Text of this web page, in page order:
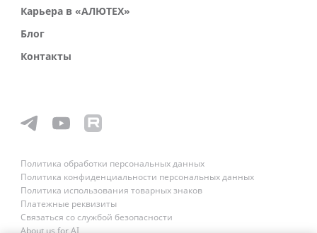
Карьера в «АЛЮТЕХ»
Блог
Контакты
Политика обработки персональных данных
Политика конфиденциальности персональных данных
Политика использования товарных знаков
Платежные реквизиты
Связаться со службой безопасности